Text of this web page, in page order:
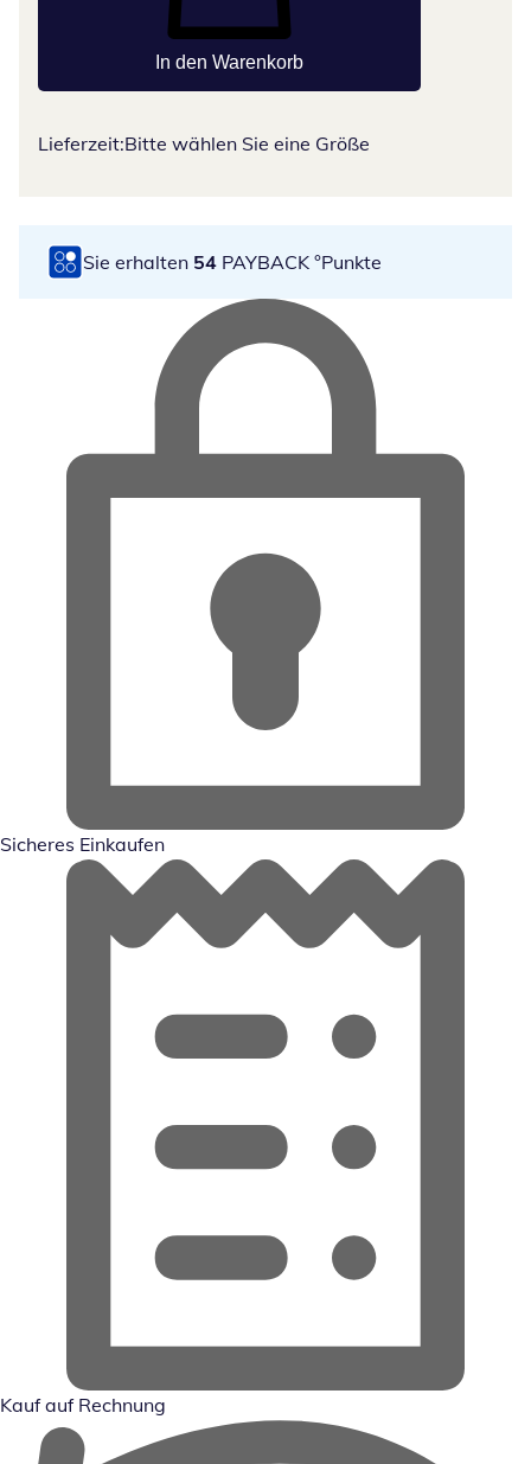
In den Warenkorb
Lieferzeit:Bitte wählen Sie eine Größe
Sie erhalten 54 PAYBACK °Punkte
Sicheres Einkaufen
Kauf auf Rechnung